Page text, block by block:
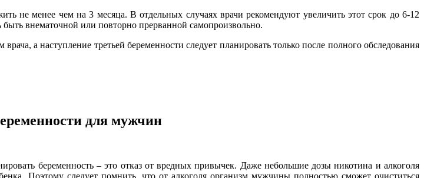
не менее чем на 3 месяца. В отдельных случаях врачи рекомендуют увеличить этот срок до 6-12
внематочной или повторно прерванной самопроизвольно.
а наступление третьей беременности следует планировать только после полного обследования
для мужчин
беременность – это отказ от вредных привычек. Даже небольшие дозы никотина и алкоголя
Поэтому следует помнить, что от алкоголя организм мужчины полностью сможет очиститься